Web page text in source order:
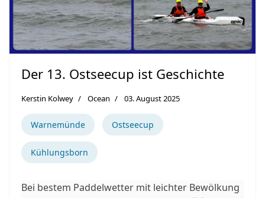
Der 13. Ostseecup ist Geschichte
Kerstin Kolwey Ocean 03. August 2025
Warnemünde Ostseecup
Kühlungsborn
Bei bestem Paddelwetter mit leichter Bewölkung